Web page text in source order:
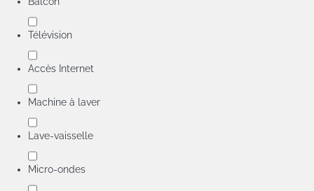
Télévision
Accès Internet
Machine à laver
Lave-vaisselle
Micro-ondes